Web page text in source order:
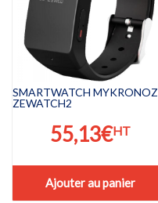
SMARTWATCH MYKRONOZ
ZEWATCH2
55,13€HT
Ajouter au panier